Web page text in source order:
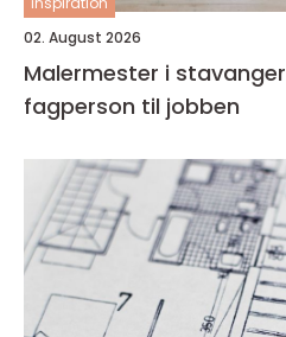
02. August 2026
Malermester i stavanger slik velger du riktig
fagperson til jobben